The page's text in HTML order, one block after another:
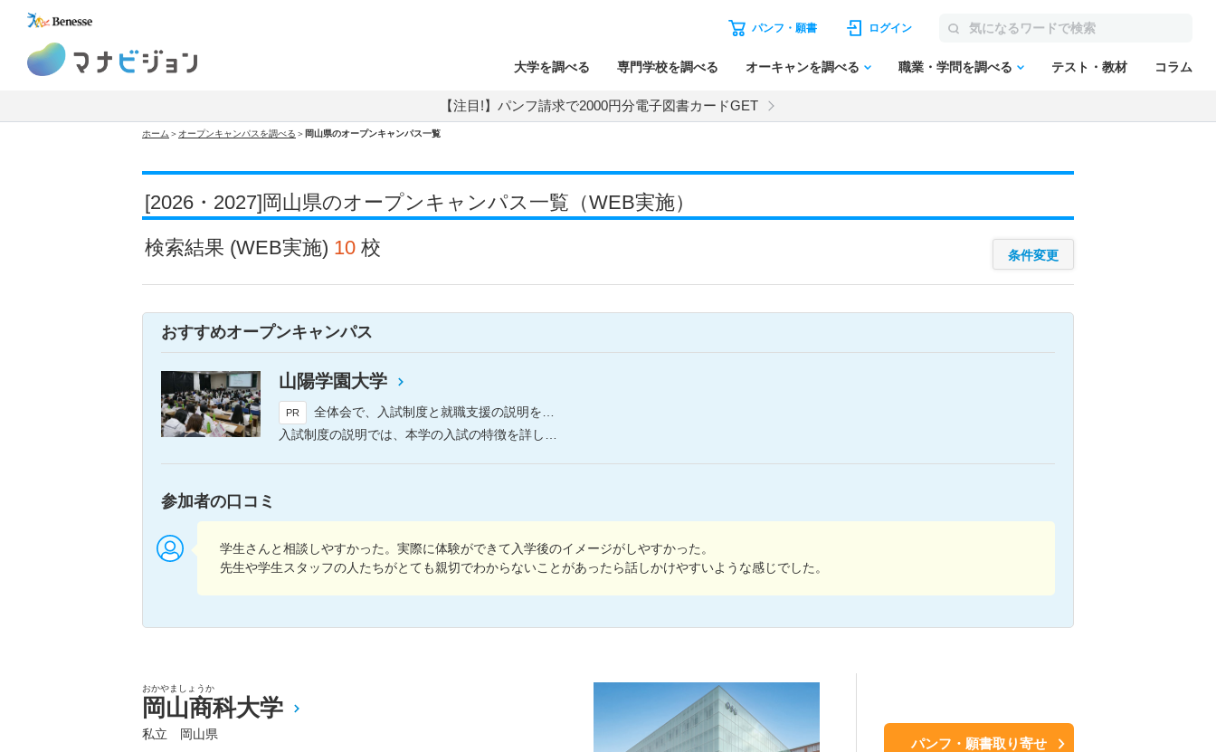
パンフ・願書 ログイン
大学を調べる 専門学校を調べる オーキャンを調べる 職業・学問を調べる テスト・教材 コラム
【注目!】パンフ請求で2000円分電子図書カードGET
ホーム ＞ オープンキャンパスを調べる ＞ 岡山県のオープンキャンパス一覧
[2026・2027]岡山県のオープンキャンパス一覧（WEB実施）
検索結果 (WEB実施) 10 校 条件変更
おすすめオープンキャンパス
山陽学園大学
PR
全体会で、入試制度と就職支援の説明を行っています。
入試制度の説明では、本学の入試の特徴を詳しく説明しています。
参加者の口コミ
学生さんと相談しやすかった。実際に体験ができて入学後のイメージがしやすかった。
先生や学生スタッフの人たちがとても親切でわからないことがあったら話しかけやすいような感じでした。
おかやましょうか
岡山商科大学
私立 岡山県
パンフ・願書取り寄せ